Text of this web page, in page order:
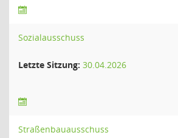
Sozialausschuss
Letzte Sitzung: 30.04.2026
Straßenbauausschuss